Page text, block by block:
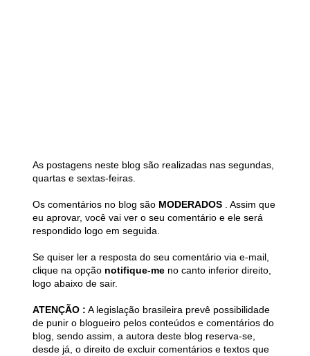
As postagens neste blog são realizadas nas segundas,
quartas e sextas-feiras.
Os comentários no blog são MODERADOS . Assim que
eu aprovar, você vai ver o seu comentário e ele será
respondido logo em seguida.
Se quiser ler a resposta do seu comentário via e-mail,
clique na opção notifique-me no canto inferior direito,
logo abaixo de sair.
ATENÇÃO : A legislação brasileira prevê possibilidade
de punir o blogueiro pelos conteúdos e comentários do
blog, sendo assim, a autora deste blog reserva-se,
desde já, o direito de excluir comentários e textos que